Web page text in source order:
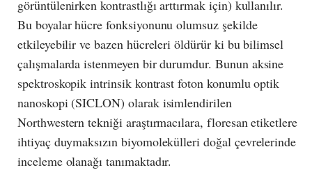
görüntülenirken kontrastlığı arttırmak için) kullanılır.
Bu boyalar hücre fonksiyonunu olumsuz şekilde
etkileyebilir ve bazen hücreleri öldürür ki bu bilimsel
çalışmalarda istenmeyen bir durumdur. Bunun aksine
spektroskopik intrinsik kontrast foton konumlu optik
nanoskopi (SICLON) olarak isimlendirilen
Northwestern tekniği araştırmacılara, floresan etiketlere
ihtiyaç duymaksızın biyomolekülleri doğal çevrelerinde
inceleme olanağı tanımaktadır.